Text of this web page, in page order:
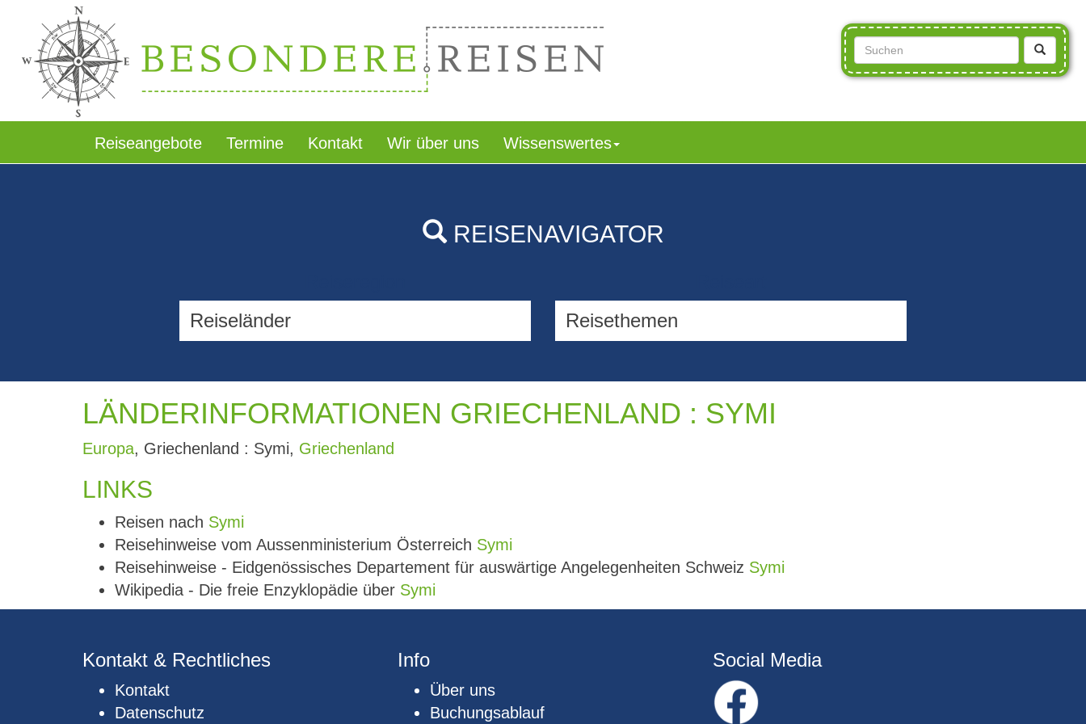
Reiseangebote Termine Kontakt Wir über uns Wissenswertes
REISENAVIGATOR
LÄNDERINFORMATIONEN GRIECHENLAND : SYMI
Europa, Griechenland : Symi, Griechenland
LINKS
Reisen nach Symi
Reisehinweise vom Aussenministerium Österreich Symi
Reisehinweise - Eidgenössisches Departement für auswärtige Angelegenheiten Schweiz Symi
Wikipedia - Die freie Enzyklopädie über Symi
Kontakt & Rechtliches
Kontakt
Datenschutz
Info
Über uns
Buchungsablauf
Social Media